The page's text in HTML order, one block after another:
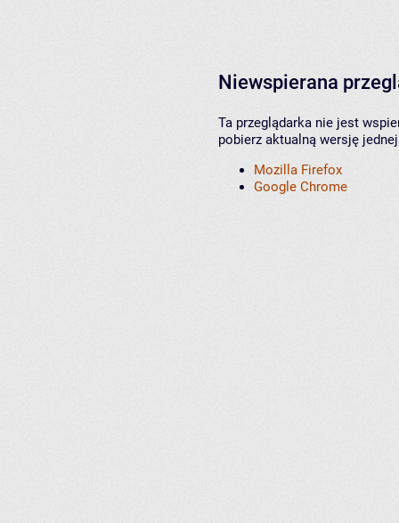
Niewspierana
Ta przeglądarka nie jest
pobierz aktualną wersję
Mozilla Firefox
Google Chrome